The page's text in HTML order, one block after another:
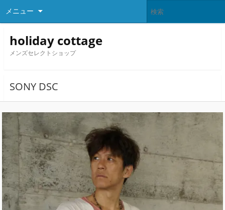
メニュー
holiday cottage
メンズセレクトショップ
SONY DSC